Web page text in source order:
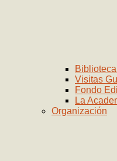
Visitas
Fondo
La
Organización